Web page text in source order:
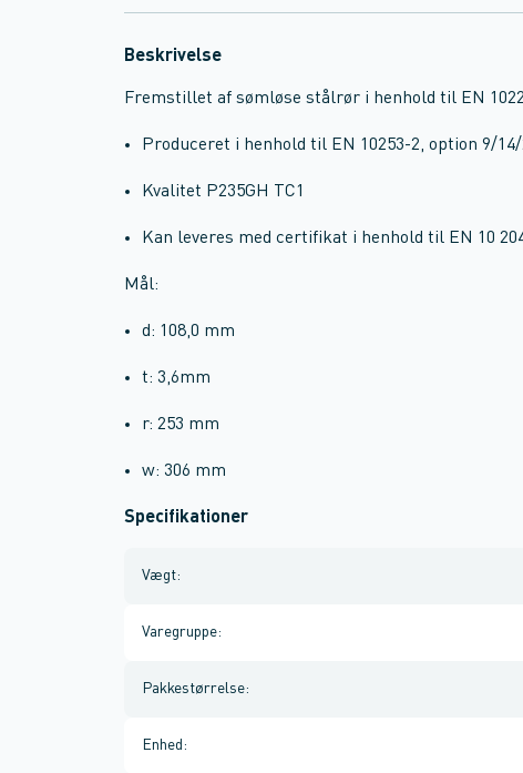
Beskrivelse
Fremstillet af sømløse stålrør i henhold til EN
Produceret i henhold til EN 10253-2, option 9/
Kvalitet P235GH TC1
Kan leveres med certifikat i henhold til EN 10
Mål:
d: 108,0 mm
t: 3,6mm
r: 253 mm
w: 306 mm
Specifikationer
Vægt:
Varegruppe:
Pakkestørrelse:
Enhed :